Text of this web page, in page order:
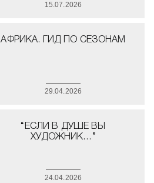
15.07.2026
АФРИКА. ГИД ПО СЕЗОНАМ
29.04.2026
“ЕСЛИ В ДУШЕ ВЫ
ХУДОЖНИК…”
24.04.2026